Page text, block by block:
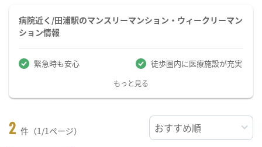
病院近く/田浦駅のマンスリーマンション・ウィークリーマン
ション情報
緊急時も安心 徒歩圏内に医療施設が充実
もっと見る
2 件（1/1ページ）